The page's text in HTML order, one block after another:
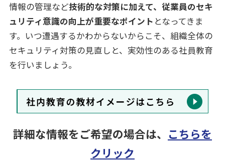
情報の管理など技術的な対策に加えて、従業員のセキ
ュリティ意識の向上が重要なポイント となってきま
す。いつ遭遇するかわからないからこそ、組織全体の
セキュリティ対策の見直しと、実効性のある社員教育
を行いましょう。
詳細な情報をご希望の場合は、 こちらを
クリック